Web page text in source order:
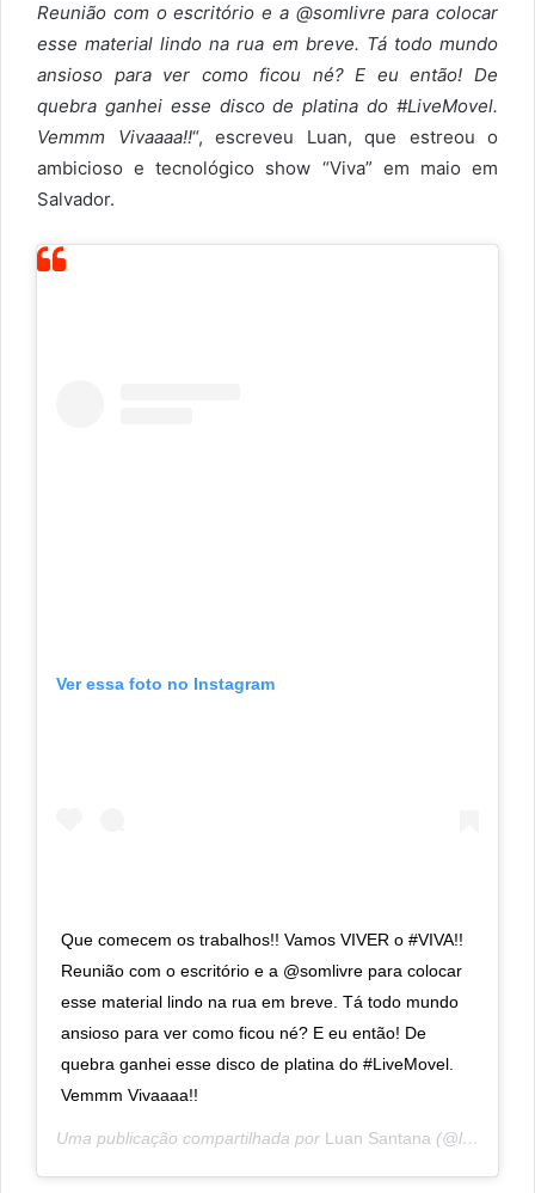
Reunião com o escritório e a @somlivre para colocar
esse material lindo na rua em breve. Tá todo mundo
ansioso para ver como ficou né? E eu então! De
quebra ganhei esse disco de platina do #LiveMovel.
Vemmm Vivaaaa!!“, escreveu Luan, que estreou o
ambicioso e tecnológico show “Viva” em maio em
Salvador.
Ver essa foto no Instagram
Que comecem os trabalhos!! Vamos VIVER o #VIVA!!
Reunião com o escritório e a @somlivre para colocar
esse material lindo na rua em breve. Tá todo mundo
ansioso para ver como ficou né? E eu então! De
quebra ganhei esse disco de platina do #LiveMovel.
Vemmm Vivaaaa!!
Uma publicação compartilhada por Luan Santana (@luansantana) em